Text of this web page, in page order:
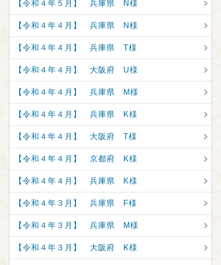
【令和４年５月】 兵庫県 N様
【令和４年４月】 兵庫県 N様
【令和４年４月】 兵庫県 T様
【令和４年４月】 大阪府 U様
【令和４年４月】 兵庫県 M様
【令和４年４月】 兵庫県 K様
【令和４年４月】 大阪府 T様
【令和４年４月】 京都府 K様
【令和４年４月】 兵庫県 K様
【令和４年３月】 兵庫県 F様
【令和４年３月】 兵庫県 M様
【令和４年３月】 大阪府 K様